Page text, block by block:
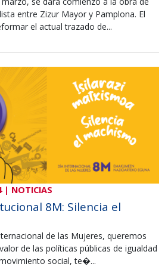
entre Zizur Mayor y Pamplona. El
el actual trazado de...
| NOTICIAS
8M: Silencia el
de las Mujeres, queremos
de las políticas públicas de igualdad
social, te�...